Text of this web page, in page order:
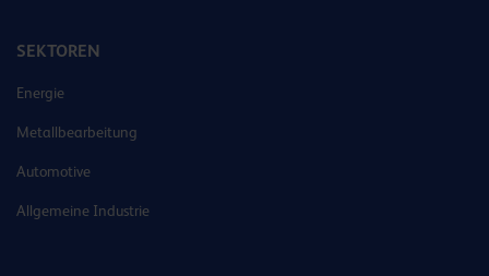
SEKTOREN
Energie
Metallbearbeitung
Automotive
Allgemeine Industrie